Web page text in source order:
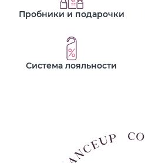
Пробники и подарочки
Система лояльности